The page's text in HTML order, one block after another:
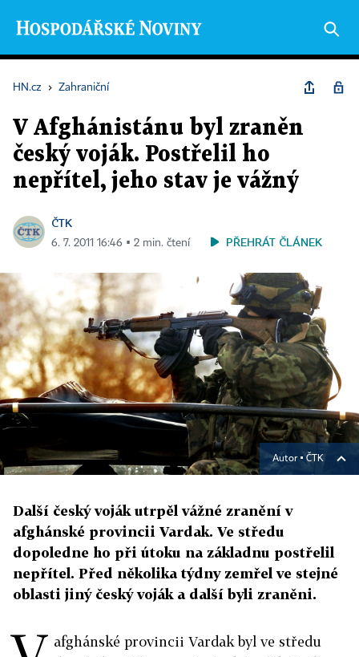
HN.cz › Zahraniční
V Afghánistánu byl zraněn
český voják. Postřelil ho
nepřítel, jeho stav je vážný
ČTK
6. 7. 2011 16:46 ▪ 2 min. čtení PŘEHRÁT ČLÁNEK
Autor ▪ČTK
Další český voják utrpěl vážné zranění v
afghánské provincii Vardak. Ve středu
dopoledne ho při útoku na základnu postřelil
nepřítel. Před několika týdny zemřel ve stejné
oblasti jiný český voják a další byli zraněni.
afghánské provincii Vardak byl ve středu